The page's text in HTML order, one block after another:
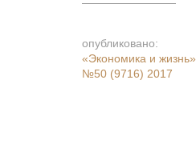
опубликовано:
«Экономика и жизнь»
№50 (9716) 2017